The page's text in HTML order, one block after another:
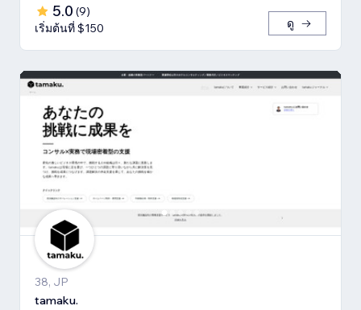
5.0 (9)
เริ่มต้นที่ $150
ดู
38, JP
tamaku.